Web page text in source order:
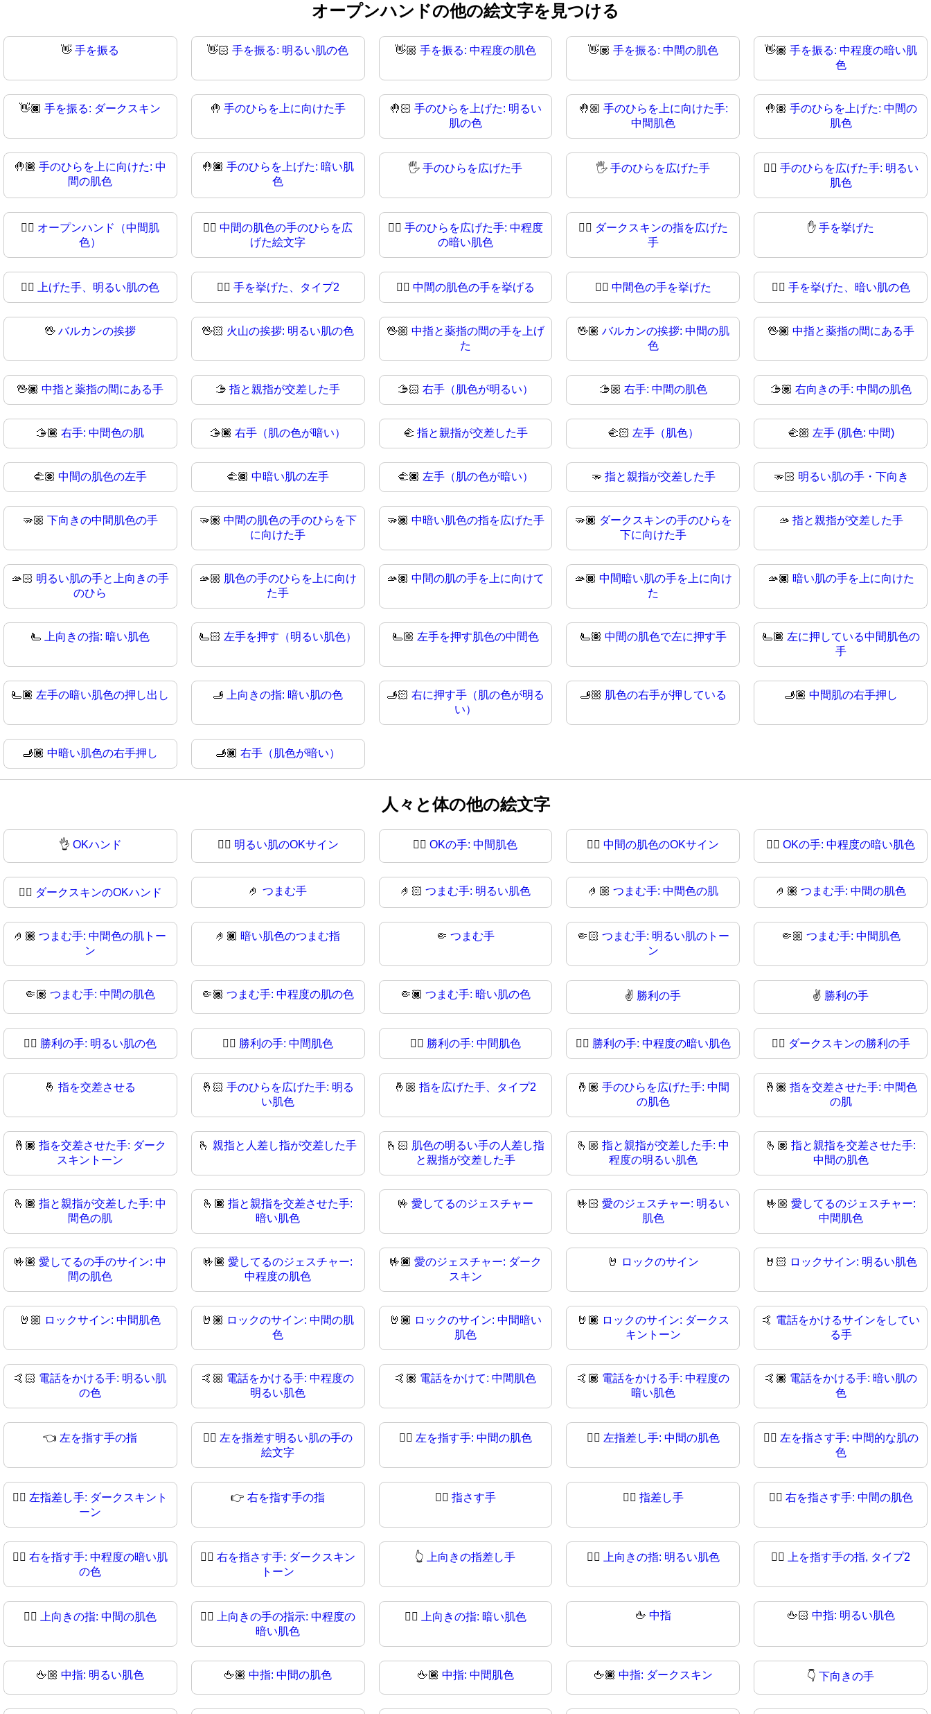
オープンハンドの他の絵文字を見つける
👋手を振る 👋🏻手を振る: 明るい肌の色 👋🏼 手を振る: 中程度の肌色 👋🏽 手を振る: 中間の肌色 👋🏾 手を振る: 中程度の暗い肌
色
👋🏿手を振る: ダークスキン 🤚手のひらを上に向けた手 🤚🏻 手のひらを上げた: 明るい
肌の色
🤚🏼 手のひらを上に向けた手:
中間肌色
🤚🏽 手のひらを上げた: 中間の
肌色
🤚🏾手のひらを上に向けた: 中
間の肌色
🤚🏿手のひらを上げた: 暗い肌
色
🖐️手のひらを広げた手 🖐手のひらを広げた手 🖐🏻 手のひらを広げた手: 明るい
肌色
🖐🏼 オープンハンド（中間肌
色）
🖐🏽中間の肌色の手のひらを広
げた絵文字
🖐🏾 手のひらを広げた手: 中程度
の暗い肌色
🖐🏿 ダークスキンの指を広げた
手
✋手を挙げた
✋🏻 上げた手、明るい肌の色 ✋🏼 手を挙げた、タイプ2 ✋🏽 中間の肌色の手を挙げる ✋🏾 中間色の手を挙げた ✋🏿 手を挙げた、暗い肌の色
🖖バルカンの挨拶 🖖🏻 火山の挨拶: 明るい肌の色 🖖🏼 中指と薬指の間の手を上げ
た
🖖🏽 バルカンの挨拶: 中間の肌
色
🖖🏾 中指と薬指の間にある手
🖖🏿中指と薬指の間にある手 🫱指と親指が交差した手 🫱🏻 右手（肌色が明るい） 🫱🏼 右手: 中間の肌色 🫱🏽 右向きの手: 中間の肌色
🫱🏾右手: 中間色の肌 🫱🏿右手（肌の色が暗い） 🫲 指と親指が交差した手 🫲🏻 左手（肌色） 🫲🏼 左手 (肌色: 中間)
🫲🏽中間の肌色の左手 🫲🏾中暗い肌の左手 🫲🏿 左手（肌の色が暗い） 🫳 指と親指が交差した手 🫳🏻 明るい肌の手・下向き
🫳🏼下向きの中間肌色の手 🫳🏽中間の肌色の手のひらを下
に向けた手
🫳🏾 中暗い肌色の指を広げた手 🫳🏿 ダークスキンの手のひらを
下に向けた手
🫴 指と親指が交差した手
🫴🏻 明るい肌の手と上向きの手
のひら
🫴🏼 肌色の手のひらを上に向け
た手
🫴🏽 中間の肌の手を上に向けて 🫴🏾 中間暗い肌の手を上に向け
た
🫴🏿 暗い肌の手を上に向けた
🫷 上向きの指: 暗い肌色 🫷🏻 左手を押す（明るい肌色） 🫷🏼 左手を押す肌色の中間色 🫷🏽 中間の肌色で左に押す手 🫷🏾 左に押している中間肌色の
手
🫷🏿 左手の暗い肌色の押し出し 🫸 上向きの指: 暗い肌の色 🫸🏻 右に押す手（肌の色が明る
い）
🫸🏼 肌色の右手が押している 🫸🏽 中間肌の右手押し
🫸🏾中暗い肌色の右手押し 🫸🏿右手（肌色が暗い）
人々と体の他の絵文字
👌 OKハンド 👌🏻 明るい肌のOKサイン 👌🏼OKの手: 中間肌色 👌🏽中間の肌色のOKサイン 👌🏾OKの手: 中程度の暗い肌色
👌🏿 ダークスキンのOKハンド 🤌つまむ手 🤌🏻 つまむ手: 明るい肌色 🤌🏼 つまむ手: 中間色の肌 🤌🏽 つまむ手: 中間の肌色
🤌🏾つまむ手: 中間色の肌トー
ン
🤌🏿 暗い肌色のつまむ指 🤏 つまむ手 🤏🏻 つまむ手: 明るい肌のトー
ン
🤏🏼 つまむ手: 中間肌色
🤏🏽つまむ手: 中間の肌色 🤏🏾つまむ手: 中程度の肌の色 🤏🏿 つまむ手: 暗い肌の色 ✌️ 勝利の手 ✌ 勝利の手
✌🏻 勝利の手: 明るい肌の色 ✌🏼 勝利の手: 中間肌色 ✌🏽 勝利の手: 中間肌色 ✌🏾 勝利の手: 中程度の暗い肌色 ✌🏿 ダークスキンの勝利の手
🤞指を交差させる 🤞🏻手のひらを広げた手: 明る
い肌色
🤞🏼指を広げた手、タイプ2 🤞🏽 手のひらを広げた手: 中間
の肌色
🤞🏾 指を交差させた手: 中間色
の肌
🤞🏿指を交差させた手: ダーク
スキントーン
🫰親指と人差し指が交差した手 🫰🏻 肌色の明るい手の人差し指
と親指が交差した手
🫰🏼 指と親指が交差した手: 中
程度の明るい肌色
🫰🏽 指と親指を交差させた手:
中間の肌色
🫰🏾指と親指が交差した手: 中
間色の肌
🫰🏿指と親指を交差させた手:
暗い肌色
🤟 愛してるのジェスチャー 🤟🏻 愛のジェスチャー: 明るい
肌色
🤟🏼 愛してるのジェスチャー:
中間肌色
🤟🏽愛してるの手のサイン: 中
間の肌色
🤟🏾愛してるのジェスチャー:
中程度の肌色
🤟🏿 愛のジェスチャー: ダーク
スキン
🤘 ロックのサイン 🤘🏻 ロックサイン: 明るい肌色
🤘🏼 ロックサイン: 中間肌色 🤘🏽 ロックのサイン: 中間の肌
色
🤘🏾 ロックのサイン: 中間暗い
肌色
🤘🏿 ロックのサイン: ダークス
キントーン
🤙 電話をかけるサインをしてい
る手
🤙🏻 電話をかける手: 明るい肌
の色
🤙🏼 電話をかける手: 中程度の
明るい肌色
🤙🏽 電話をかけて: 中間肌色 🤙🏾 電話をかける手: 中程度の
暗い肌色
🤙🏿 電話をかける手: 暗い肌の
色
👈左を指す手の指 👈🏻左を指差す明るい肌の手の
絵文字
👈🏼 左を指す手: 中間の肌色 👈🏽 左指差し手: 中間の肌色 👈🏾 左を指さす手: 中間的な肌の
色
👈🏿左指差し手: ダークスキント
ーン
👉右を指す手の指 👉🏻 指さす手 👉🏼 指差し手 👉🏽 右を指さす手: 中間の肌色
👉🏾右を指す手: 中程度の暗い肌
の色
👉🏿右を指さす手: ダークスキン
トーン
👆上向きの指差し手 👆🏻 上向きの指: 明るい肌色 👆🏼上を指す手の指, タイプ2
👆🏽上向きの指: 中間の肌色 👆🏾上向きの手の指示: 中程度の
暗い肌色
👆🏿 上向きの指: 暗い肌色 🖕 中指 🖕🏻 中指: 明るい肌色
🖕🏼中指: 明るい肌色 🖕🏽中指: 中間の肌色 🖕🏾 中指: 中間肌色 🖕🏿 中指: ダークスキン 👇下向きの手